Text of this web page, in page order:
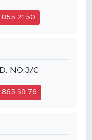
21 50
NO:3/C
865 69 76